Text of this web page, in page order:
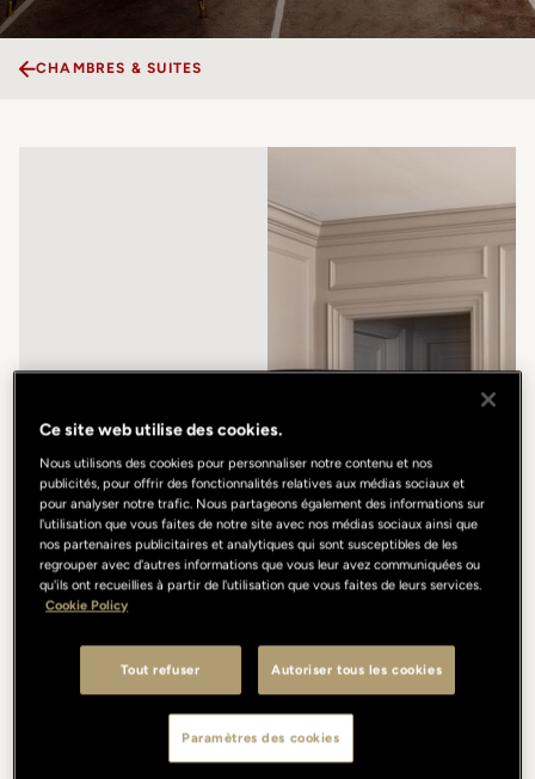
CHAMBRES & SUITES
Ce site web utilise des cookies.
Nous utilisons des cookies pour personnaliser notre contenu et nos
publicités, pour offrir des fonctionnalités relatives aux médias sociaux et
pour analyser notre trafic. Nous partageons également des informations sur
l'utilisation que vous faites de notre site avec nos médias sociaux ainsi que
nos partenaires publicitaires et analytiques qui sont susceptibles de les
regrouper avec d'autres informations que vous leur avez communiquées ou
qu'ils ont recueillies à partir de l'utilisation que vous faites de leurs services.
Cookie Policy
Tout refuser Autoriser tous les cookies
Paramètres des cookies